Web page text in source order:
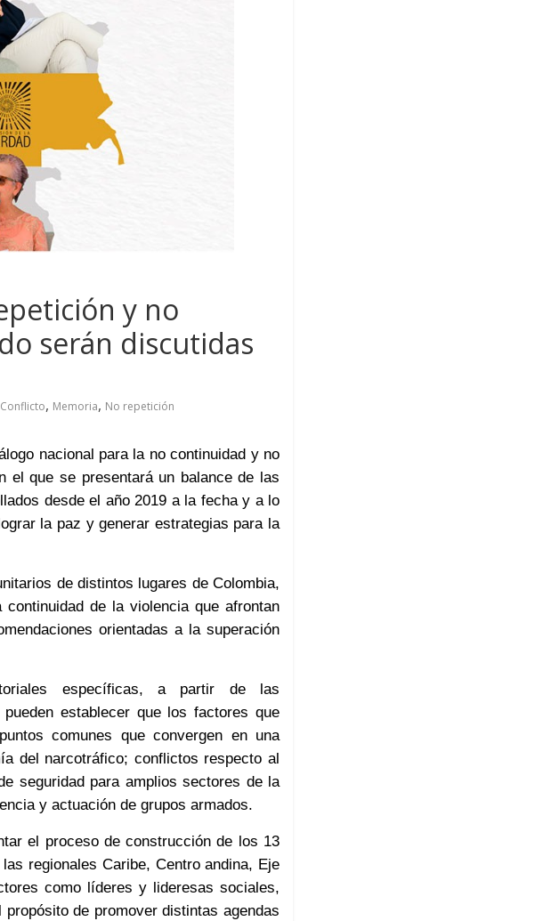
y no
serán discutidas
Conflicto, Memoria, No repetición
nacional para la no continuidad y no
el que se presentará un balance de las
desde el año 2019 a la fecha y a lo
la paz y generar estrategias para la
de distintos lugares de Colombia,
de la violencia que afrontan
orientadas a la superación
específicas, a partir de las
establecer que los factores que
comunes que convergen en una
del narcotráfico; conflictos respecto al
seguridad para amplios sectores de la
y actuación de grupos armados.
el proceso de construcción de los 13
regionales Caribe, Centro andina, Eje
como líderes y lideresas sociales,
de promover distintas agendas